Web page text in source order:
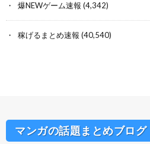
爆NEWゲーム速報 (4,342)
稼げるまとめ速報 (40,540)
マンガの話題まとめブログ